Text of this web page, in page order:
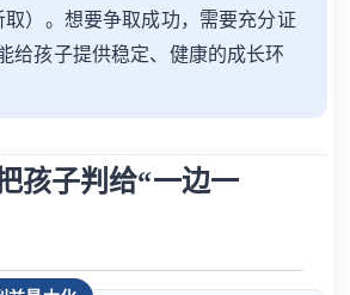
取）。想要争取成功，需要充分证
给孩子提供稳定、健康的成长环
孩子判给“一边一